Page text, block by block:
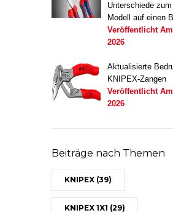
Unterschiede
Modell auf einen
Veröffentlicht Am
2026
Aktualisierte
KNIPEX-Zangen
Veröffentlicht Am
2026
Beiträge nach Themen
KNIPEX (39)
KNIPEX 1X1 (29)